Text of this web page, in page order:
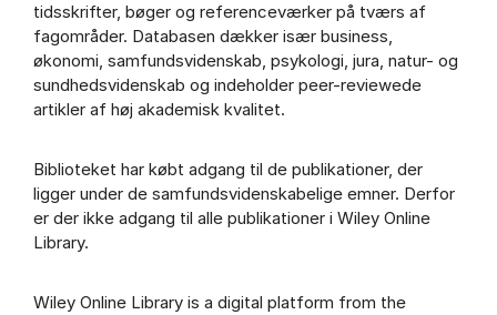
tidsskrifter, bøger og referenceværker på tværs af
fagområder. Databasen dækker især business,
økonomi, samfundsvidenskab, psykologi, jura, natur- og
sundhedsvidenskab og indeholder peer-reviewede
artikler af høj akademisk kvalitet.
Biblioteket har købt adgang til de publikationer, der
ligger under de samfundsvidenskabelige emner. Derfor
er der ikke adgang til alle publikationer i Wiley Online
Library.
Wiley Online Library is a digital platform from the